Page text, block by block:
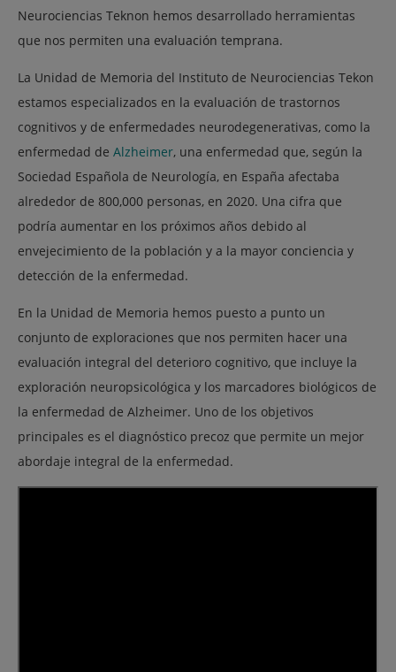
Neurociencias Teknon hemos desarrollado herramientas
que nos permiten una evaluación temprana.
La Unidad de Memoria del Instituto de Neurociencias Tekon
estamos especializados en la evaluación de trastornos
cognitivos y de enfermedades neurodegenerativas, como la
enfermedad de Alzheimer, una enfermedad que, según la
Sociedad Española de Neurología, en España afectaba
alrededor de 800,000 personas, en 2020. Una cifra que
podría aumentar en los próximos años debido al
envejecimiento de la población y a la mayor conciencia y
detección de la enfermedad.
En la Unidad de Memoria hemos puesto a punto un
conjunto de exploraciones que nos permiten hacer una
evaluación integral del deterioro cognitivo, que incluye la
exploración neuropsicológica y los marcadores biológicos de
la enfermedad de Alzheimer. Uno de los objetivos
principales es el diagnóstico precoz que permite un mejor
abordaje integral de la enfermedad.